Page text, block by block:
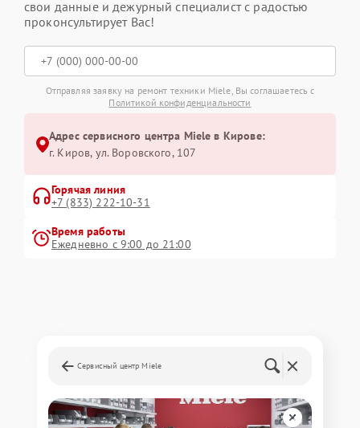
свои данные и дежурный специалист с радостью
проконсультирует Вас!
Отправляя заявку на ремонт техники Miele, Вы соглашаетесь с
Политикой конфиденциальности
Адрес сервисного центра Miele в Кирове:
г. Киров, ул. Воровского, 107
Горячая линия
+7 (833) 222-10-31
Время работы
Ежедневно с 9:00 до 21:00
Сервисный центр Miele